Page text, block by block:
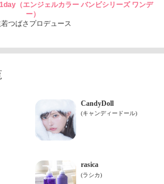
（エンジェルカラー バンビシリーズ ワンデ
ー）
つばさプロデュース